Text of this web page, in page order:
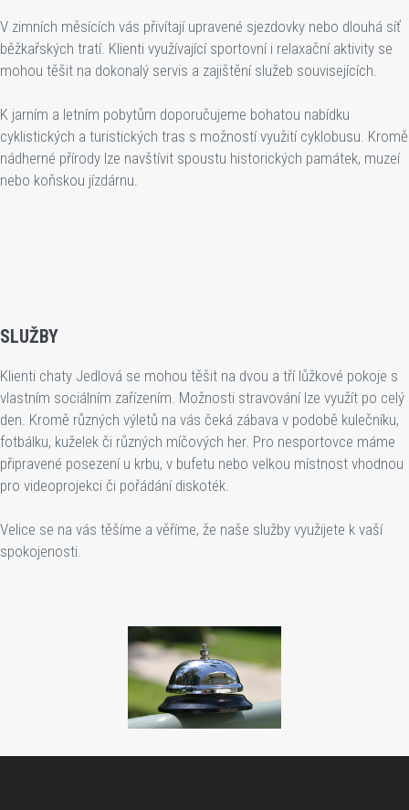
V zimních měsících vás přivítají upravené sjezdovky nebo dlouhá síť
běžkařských tratí. Klienti využívající sportovní i relaxační aktivity se
mohou těšit na dokonalý servis a zajištění služeb souvisejících.
K jarním a letním pobytům doporučujeme bohatou nabídku
cyklistických a turistických tras s možností využití cyklobusu. Kromě
nádherné přírody lze navštívit spoustu historických památek, muzeí
nebo koňskou jízdárnu.
SLUŽBY
Klienti chaty Jedlová se mohou těšit na dvou a tří lůžkové pokoje s
vlastním sociálním zařízením. Možnosti stravování lze využít po celý
den. Kromě různých výletů na vás čeká zábava v podobě kulečníku,
fotbálku, kuželek či různých míčových her. Pro nesportovce máme
připravené posezení u krbu, v bufetu nebo velkou místnost vhodnou
pro videoprojekci či pořádání diskoték.
Velice se na vás těšíme a věříme, že naše služby využijete k vaší
spokojenosti.